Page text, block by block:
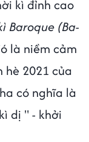
kì đỉnh cao
Baroque (Ba-
là niềm cảm
hè 2021 của
có nghĩa là
dị " - khởi